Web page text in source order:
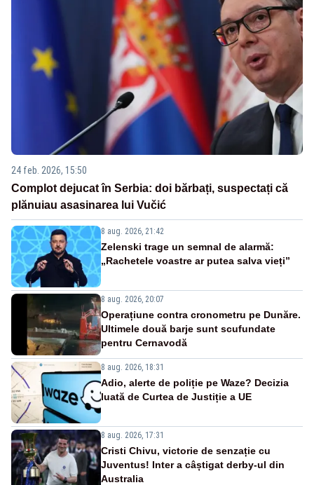
24 feb. 2026, 15:50
Complot dejucat în Serbia: doi bărbați, suspectați că
plănuiau asasinarea lui Vučić
8 aug. 2026, 21:42
Zelenski trage un semnal de alarmă:
„Rachetele voastre ar putea salva vieți”
8 aug. 2026, 20:07
Operațiune contra cronometru pe Dunăre.
Ultimele două barje sunt scufundate
pentru Cernavodă
8 aug. 2026, 18:31
Adio, alerte de poliție pe Waze? Decizia
luată de Curtea de Justiție a UE
8 aug. 2026, 17:31
Cristi Chivu, victorie de senzație cu
Juventus! Inter a câștigat derby-ul din
Australia